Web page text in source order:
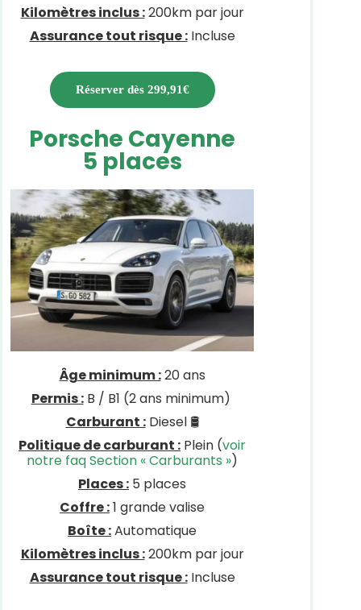
Kilomètres inclus :200km par jour
Assurance tout risque :Incluse
Réserver dès 299,91€
Porsche Cayenne
5 places
Âge minimum :20 ans
Permis :B / B1 (2 ans minimum)
Carburant :Diesel 🛢
Politique de carburant : Plein (voir
notre faq Section « Carburants »)
Places : 5 places
Coffre :1 grande valise
Boîte :Automatique
Kilomètres inclus :200km par jour
Assurance tout risque :Incluse